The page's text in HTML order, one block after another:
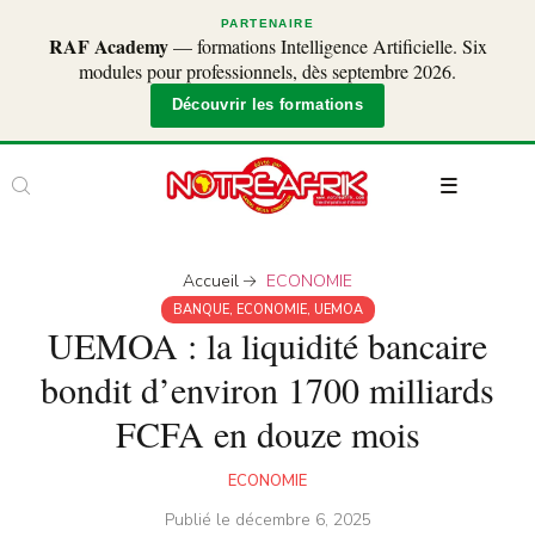
PARTENAIRE
RAF Academy— formations Intelligence Artificielle. Six
modules pour professionnels, dès septembre 2026.
Découvrir les formations
Accueil ECONOMIE
BANQUE, ECONOMIE, UEMOA
UEMOA : la liquidité bancaire
bondit d’environ 1700 milliards
FCFA en douze mois
ECONOMIE
Publié le décembre 6, 2025